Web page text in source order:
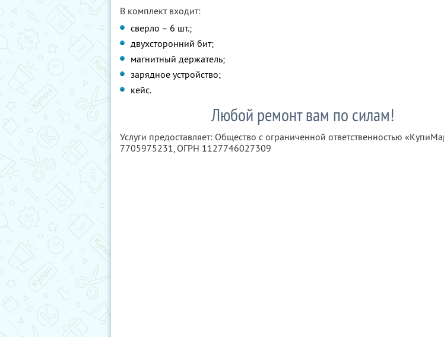
В комплект входит:
сверло – 6 шт.;
двухсторонний бит;
магнитный держатель;
зарядное устройство;
кейс.
Любой ремонт вам по силам!
Услуги предоставляет: Общество с ограниченной ответственностью
7705975231, ОГРН 1127746027309